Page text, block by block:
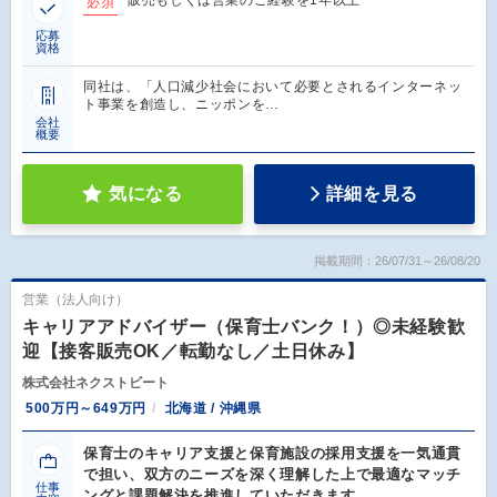
応募
資格
会社
概要
同社は、「人口減少社会において必要とされるインターネッ
ト事業を創造し、ニッポンを…
気になる 詳細を見る
掲載期間：26/07/31～26/08/20
営業（法人向け）
キャリアアドバイザー（保育士バンク！）◎未経験歓
迎【接客販売OK／転勤なし／土日休み】
株式会社ネクストビート
500万円～649万円
北海道 / 沖縄県
仕事
保育士のキャリア支援と保育施設の採用支援を一気通貫
で担い、双方のニーズを深く理解した上で最適なマッチ